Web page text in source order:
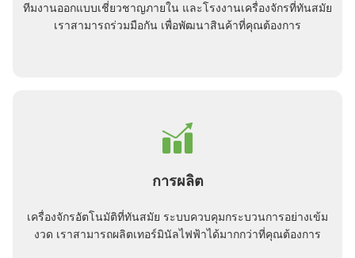
ทีมงานออกแบบเชี่ยวชาญภายใน และโรงงานเครื่องจักรที่ทันสมัย
เราสามารถร่วมมือกัน เพื่อพัฒนาสินค้าที่คุณต้องการ
การผลิต
เครื่องจักรอัตโนมัติที่ทันสมัย ระบบควบคุมกระบวนการอย่างเข้ม
งวด เราสามารถผลิตเทอร์มินัลไฟฟ้าได้มากกว่าที่คุณต้องการ